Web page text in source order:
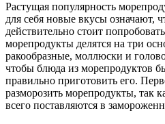
Растущая популярность
для себя новые вкусы означают,
действительно стоит
морепродукты делятся на три
ракообразные, моллюски и
чтобы блюда из морепродуктов
правильно приготовить его.
разморозить морепродукты, так
всего поставляются в